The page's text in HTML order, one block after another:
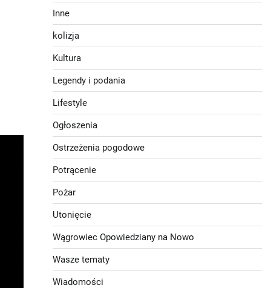
Inne
kolizja
Kultura
Legendy i podania
Lifestyle
Ogłoszenia
Ostrzeżenia pogodowe
Potrącenie
Pożar
Utonięcie
Wągrowiec Opowiedziany na Nowo
Wasze tematy
Wiadomości